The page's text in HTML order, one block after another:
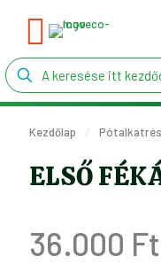
Kezdőlap /
ELSŐ
36.000 Ft